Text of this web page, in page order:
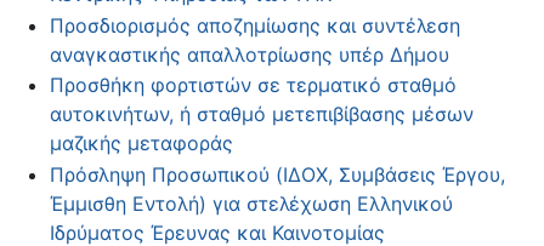
Προσδιορισμός αποζημίωσης και συντέλεση
αναγκαστικής απαλλοτρίωσης υπέρ Δήμου
Προσθήκη φορτιστών σε τερματικό σταθμό
αυτοκινήτων, ή σταθμό μετεπιβίβασης μέσων
μαζικής μεταφοράς
Πρόσληψη Προσωπικού (ΙΔΟΧ, Συμβάσεις Έργου,
Έμμισθη Εντολή) για στελέχωση Ελληνικού
Ιδρύματος Έρευνας και Καινοτομίας